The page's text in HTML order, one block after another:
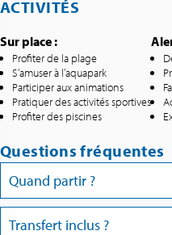
ACTIVITÉS
Sur place :
Profiter de la plage
S’amuser à l’aquapark
Participer aux animations
Pratiquer des activités sportives
Profiter des piscines
Questions fréquentes
Quand partir ?
Transfert inclus ?